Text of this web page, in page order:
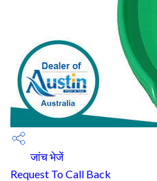
जांच भेजें
Request To Call Back